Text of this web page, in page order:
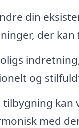
din
der kan
og
tilbygning
med